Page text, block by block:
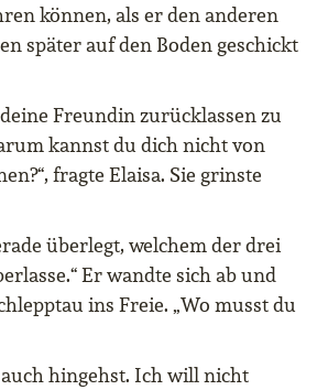
können, als er den anderen
später auf den Boden geschickt
Freundin zurücklassen zu
kannst du dich nicht von
fragte Elaisa. Sie grinste
überlegt, welchem der drei
Er wandte sich ab und
ins Freie. „Wo musst du
hingehst. Ich will nicht